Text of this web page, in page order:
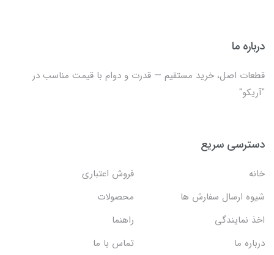
درباره ما
قطعات اصل، خرید مستقیم — قدرت و دوام با قیمت مناسب در
"آریکو"
دسترسی سریع
خانه
فروش اعتباری
شیوه ارسال سفارش ها
محصولات
اخذ نمایندگی
راهنما
درباره ما
تماس با ما